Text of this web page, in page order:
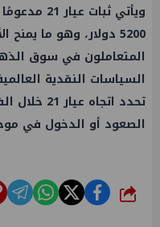
ويأتي
5200 دولار، وهو ما
المتعاملون في سوق
السياسات النقدية
تحدد
الصعود أو الدخول في
شارك